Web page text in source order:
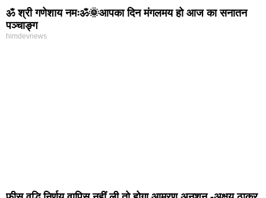
ॐ श्री गणेशाय नमःॐ🌞आपका दिन मंगलमय हो आज का सनातन
पञ्चाङ्ग
himdevnews